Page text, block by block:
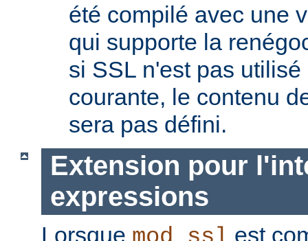
été compilé avec une
qui supporte la
si SSL n'est pas
courante, le contenu
sera pas défini.
Extension pour
expressions
Lorsque
est